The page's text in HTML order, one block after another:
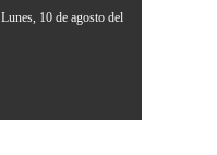
Lunes, 10 de agosto del